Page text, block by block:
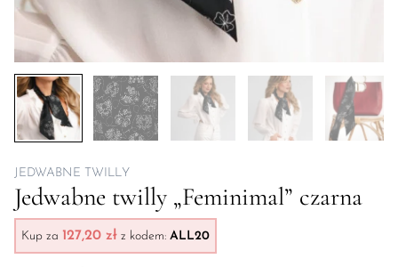
JEDWABNE TWILLY
Jedwabne twilly „Feminimal” czarna
Kup za 127,20 zł z kodem: ALL20